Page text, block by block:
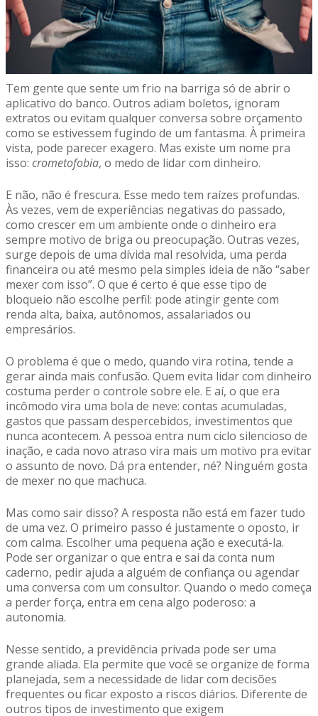
Tem gente que sente um frio na barriga só de abrir o
aplicativo do banco. Outros adiam boletos, ignoram
extratos ou evitam qualquer conversa sobre orçamento
como se estivessem fugindo de um fantasma. À primeira
vista, pode parecer exagero. Mas existe um nome pra
isso: crometofobia, o medo de lidar com dinheiro.
E não, não é frescura. Esse medo tem raízes profundas.
Às vezes, vem de experiências negativas do passado,
como crescer em um ambiente onde o dinheiro era
sempre motivo de briga ou preocupação. Outras vezes,
surge depois de uma dívida mal resolvida, uma perda
financeira ou até mesmo pela simples ideia de não “saber
mexer com isso”. O que é certo é que esse tipo de
bloqueio não escolhe perfil: pode atingir gente com
renda alta, baixa, autônomos, assalariados ou
empresários.
O problema é que o medo, quando vira rotina, tende a
gerar ainda mais confusão. Quem evita lidar com dinheiro
costuma perder o controle sobre ele. E aí, o que era
incômodo vira uma bola de neve: contas acumuladas,
gastos que passam despercebidos, investimentos que
nunca acontecem. A pessoa entra num ciclo silencioso de
inação, e cada novo atraso vira mais um motivo pra evitar
o assunto de novo. Dá pra entender, né? Ninguém gosta
de mexer no que machuca.
Mas como sair disso? A resposta não está em fazer tudo
de uma vez. O primeiro passo é justamente o oposto, ir
com calma. Escolher uma pequena ação e executá-la.
Pode ser organizar o que entra e sai da conta num
caderno, pedir ajuda a alguém de confiança ou agendar
uma conversa com um consultor. Quando o medo começa
a perder força, entra em cena algo poderoso: a
autonomia.
Nesse sentido, a previdência privada pode ser uma
grande aliada. Ela permite que você se organize de forma
planejada, sem a necessidade de lidar com decisões
frequentes ou ficar exposto a riscos diários. Diferente de
outros tipos de investimento que exigem